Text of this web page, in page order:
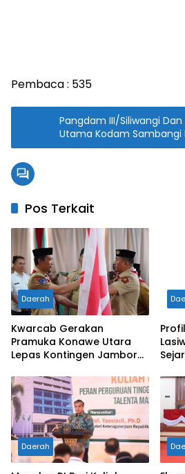
Pembaca : 535
Pangdam III/Siliwangi
Utama Kodam Sambangi
Apa?
Pos Terkait
Daerah
Kwarcab Gerakan
Pramuka Konawe Utara
Lepas Kontingen Jambore
Ikbar: Tunjukkan Karakter
Generasi Muda Konut yang
Disiplin dan Berprestasi
Daerah